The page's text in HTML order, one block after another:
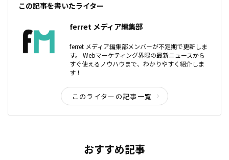
この記事を書いたライター
ferret メディア編集部
ferret メディア編集部メンバーが不定期で更新しま
す。 Webマーケティング界隈の最新ニュースから
すぐ使えるノウハウまで、わかりやすく紹介しま
す！
このライターの記事一覧
おすすめ記事